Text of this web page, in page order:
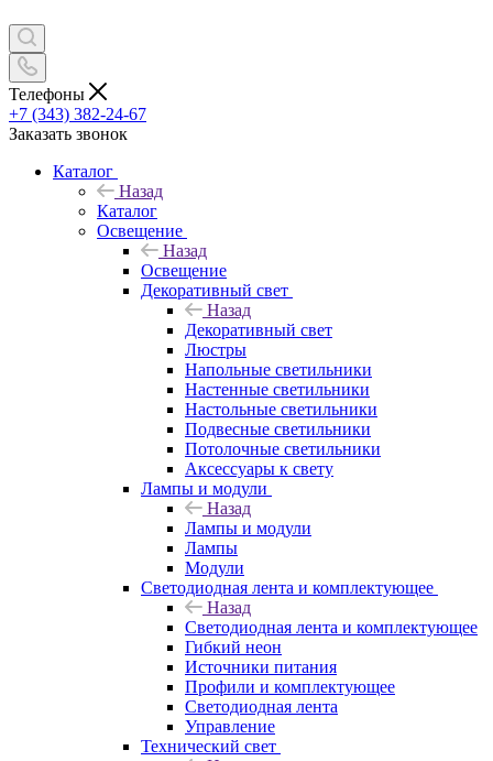
Телефоны
+7 (343) 382-24-67
Заказать звонок
Каталог
Назад
Каталог
Освещение
Назад
Освещение
Декоративный свет
Назад
Декоративный свет
Люстры
Напольные светильники
Настенные светильники
Настольные светильники
Подвесные светильники
Потолочные светильники
Аксессуары к свету
Лампы и модули
Назад
Лампы и модули
Лампы
Модули
Светодиодная лента и комплектующее
Назад
Светодиодная лента и комплектующее
Гибкий неон
Источники питания
Профили и комплектующее
Светодиодная лента
Управление
Технический свет